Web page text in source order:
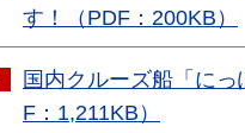
す！（PDF：200KB）
国内クルーズ船「に
F：1,211KB）